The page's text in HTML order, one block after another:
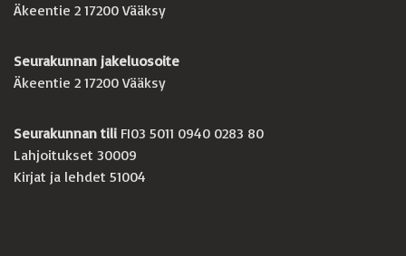
Äkeentie 2 17200 Vääksy
Seurakunnan jakeluosoite
Äkeentie 2 17200 Vääksy
Seurakunnan tili FI03 5011 0940 0283 80
Lahjoitukset 30009
Kirjat ja lehdet 51004